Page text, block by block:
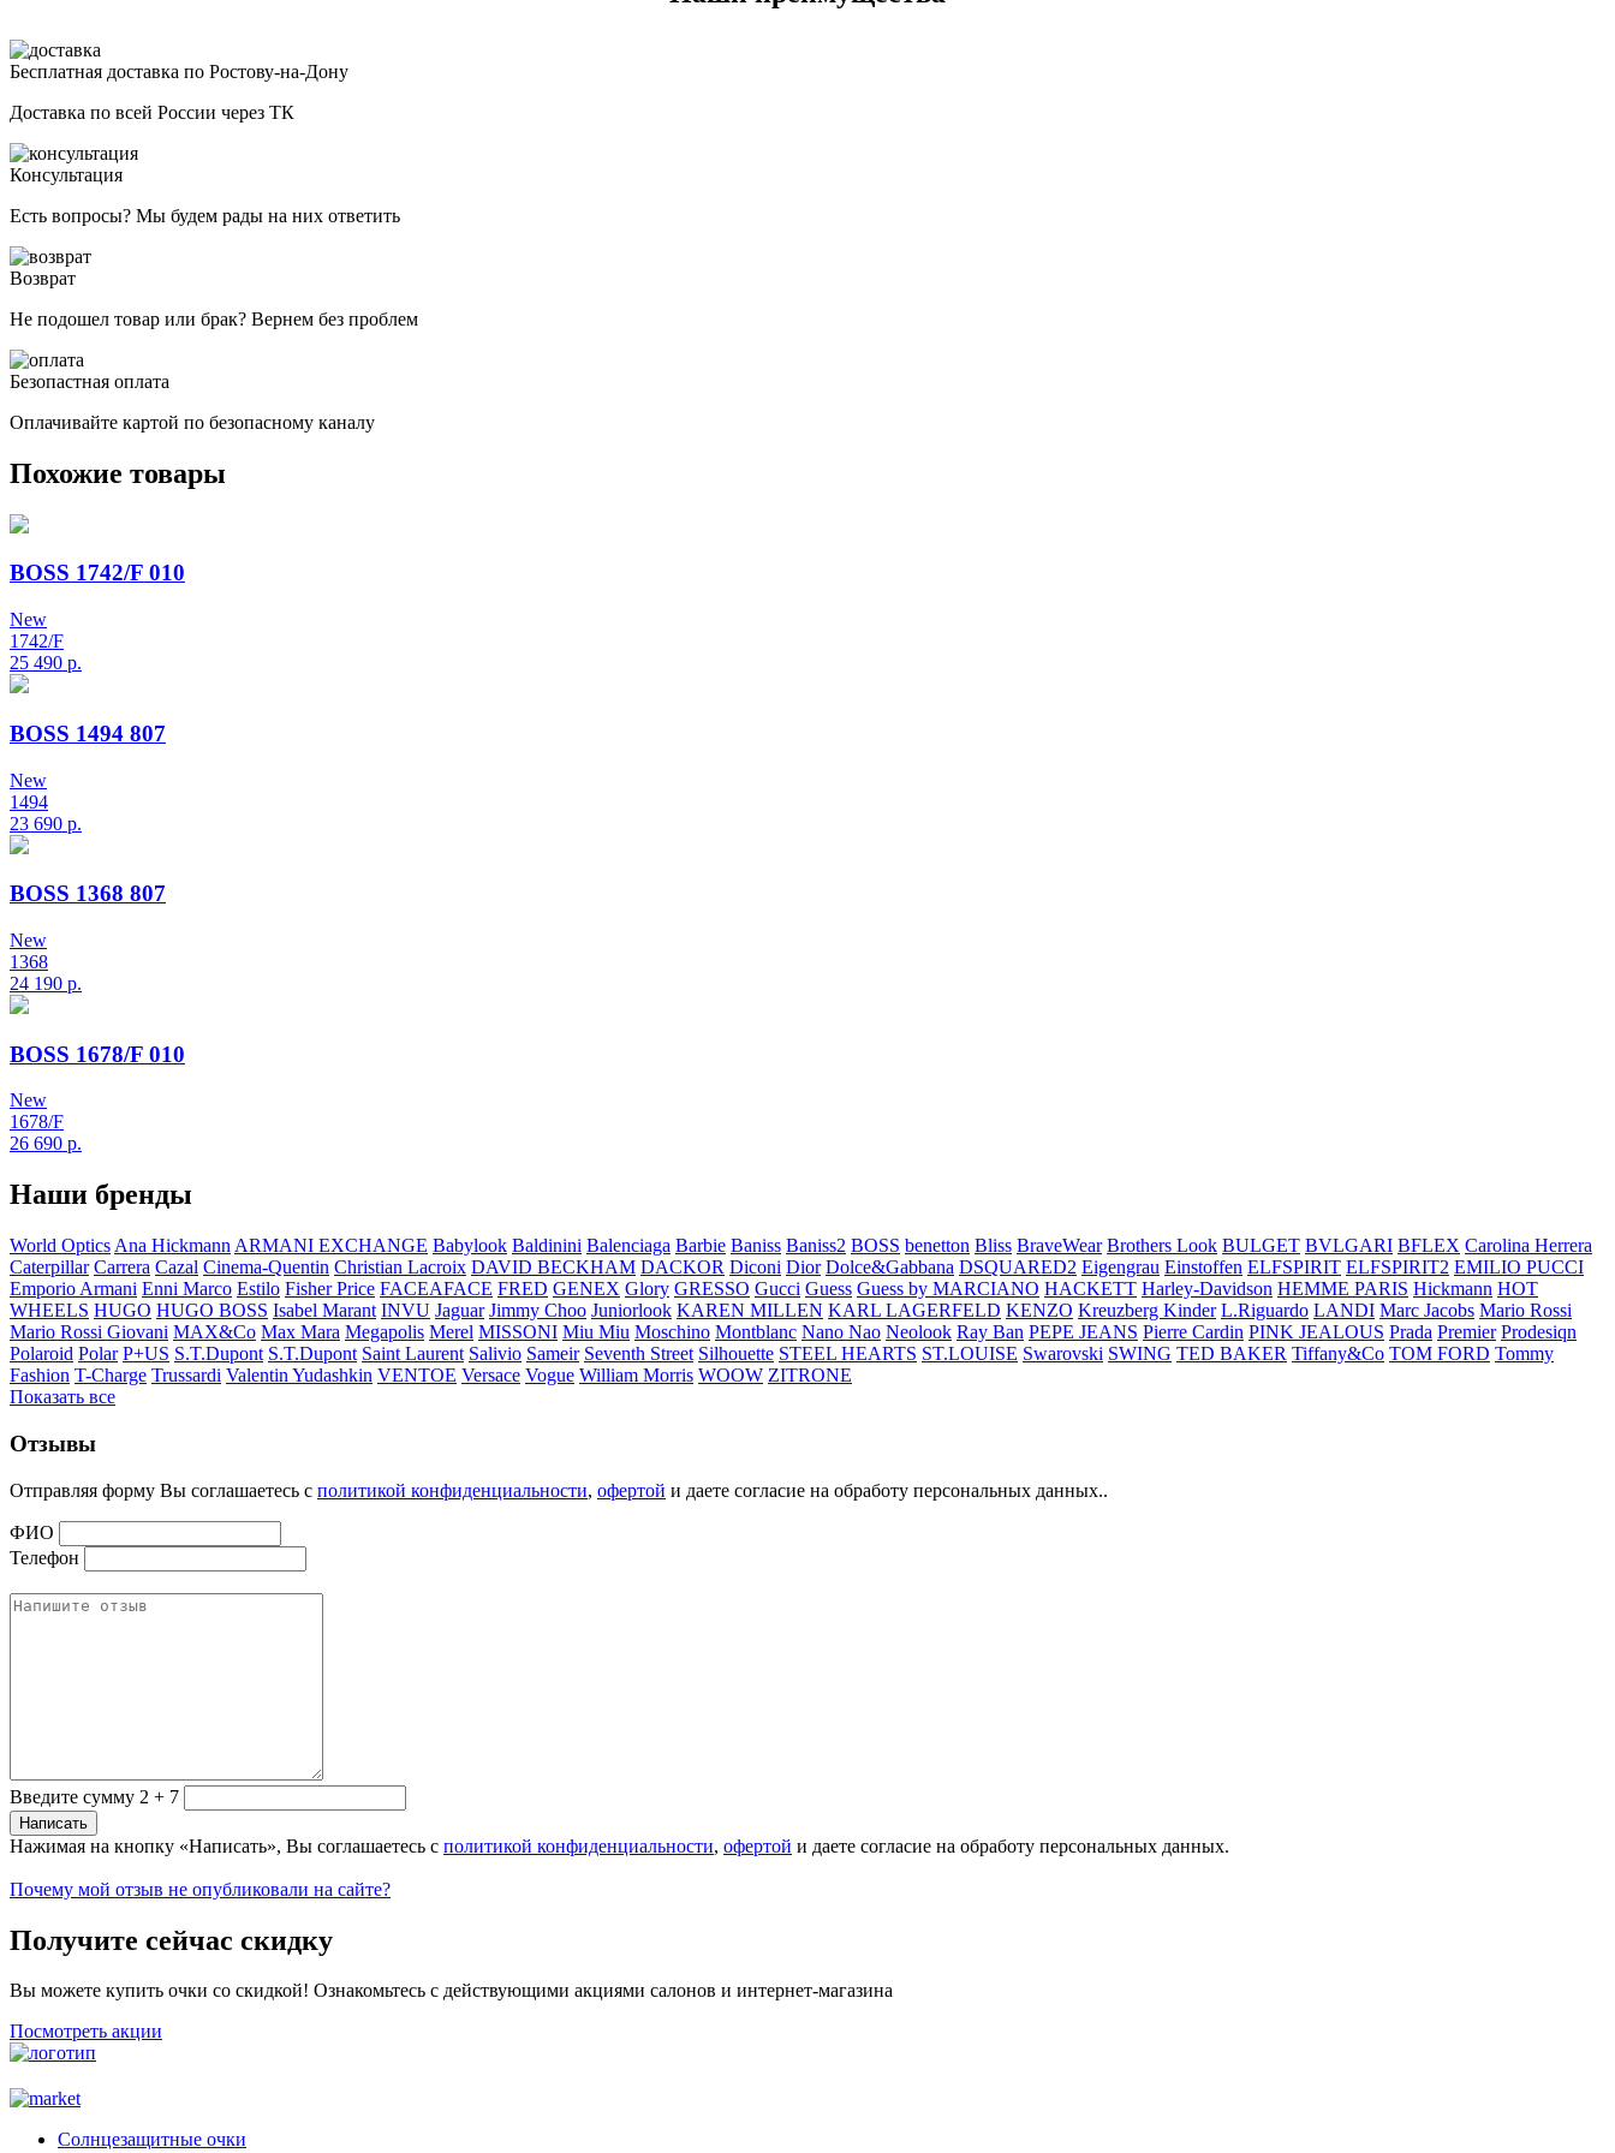
Бесплатная доставка по Ростову-на-Дону
Доставка по всей России через ТК
Консультация
Есть вопросы? Мы будем рады на них ответить
Возврат
Не подошел товар или брак? Вернем без проблем
Безопастная оплата
Оплачивайте картой по безопасному каналу
Похожие товары
BOSS 1742/F 010
New
1742/F
25 490 р.
BOSS 1494 807
New
1494
23 690 р.
BOSS 1368 807
New
1368
24 190 р.
BOSS 1678/F 010
New
1678/F
26 690 р.
Наши бренды
World Optics Ana Hickmann ARMANI EXCHANGE Babylook Baldinini Balenciaga Barbie Baniss Baniss2 BOSS benetton Bliss BraveWear Brothers Look BULGET BVLGARI BFLEX Carolina Herrera
Caterpillar Carrera Cazal Cinema-Quentin Christian Lacroix DAVID BECKHAM DACKOR Diconi Dior Dolce&Gabbana DSQUARED2 Eigengrau Einstoffen ELFSPIRIT ELFSPIRIT2 EMILIO PUCCI
Emporio Armani Enni Marco Estilo Fisher Price FACEAFACE FRED GENEX Glory GRESSO Gucci Guess Guess by MARCIANO HACKETT Harley-Davidson HEMME PARIS Hickmann HOT
WHEELS HUGO HUGO BOSS Isabel Marant INVU Jaguar Jimmy Choo Juniorlook KAREN MILLEN KARL LAGERFELD KENZO Kreuzberg Kinder L.Riguardo LANDI Marc Jacobs Mario Rossi
Mario Rossi Giovani MAX&Co Max Mara Megapolis Merel MISSONI Miu Miu Moschino Montblanc Nano Nao Neolook Ray Ban PEPE JEANS Pierre Cardin PINK JEALOUS Prada Premier Prodesiqn
Polaroid Polar P+US S.T.Dupont S.T.Dupont Saint Laurent Salivio Sameir Seventh Street Silhouette STEEL HEARTS ST.LOUISE Swarovski SWING TED BAKER Tiffany&Co TOM FORD Tommy
Fashion T-Charge Trussardi Valentin Yudashkin VENTOE Versace Vogue William Morris WOOW ZITRONE
Показать все
Отзывы
Отправляя форму Вы соглашаетесь с политикой конфиденциальности, офертой и даете согласие на обработу персональных данных..
ФИО
Телефон
Введите сумму 2 + 7
Нажимая на кнопку «Написать», Вы соглашаетесь с политикой конфиденциальности, офертой и даете согласие на обработу персональных данных.
Почему мой отзыв не опубликовали на сайте?
Получите сейчас скидку
Вы можете купить очки со скидкой! Ознакомьтесь с действующими акциями салонов и интернет-магазина
Посмотреть акции
Солнцезащитные очки